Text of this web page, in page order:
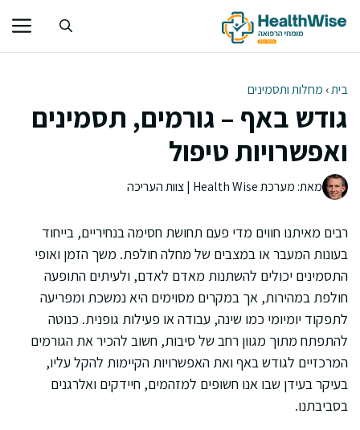
לתוכן
בית› מחלות ותסמינים
גודש באף – גורמים, תסמינים
ואפשרויות טיפול
מאת: מערכת Health Wise | צוות העריכה
רבים מאיתנו חווים מדי פעם תחושת חסימה בנחיריים, בייחוד
בעונות המעבר או במצבים של מחלה חולפת. משך הזמן ואופי
התסמינים יכולים להשתנות מאדם לאדם, ולעיתים התופעה
חולפת במהירות, אך במקרים מסוימים היא נמשכת ומפריעה
לתפקוד יומיומי כמו שינה, עבודה או פעילות גופנית. כנוטה
להתפתח מתוך מגוון רחב של סיבות, חשוב להכיר את הגורמים
המרכזיים לגודש באף ואת האפשרויות הקיימות להקל עליו,
בעיקר בעידן שבו אנו חשופים למזהמים, חיידקים ואלרגנים
בסביבתנו.